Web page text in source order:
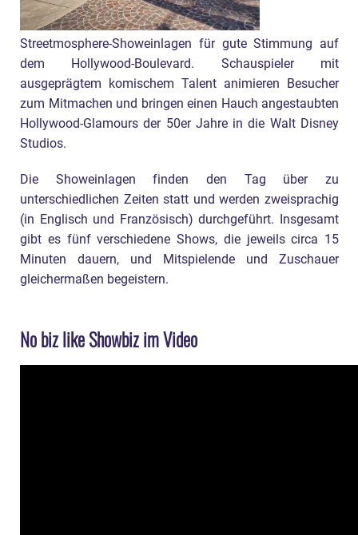
Streetmosphere-Showeinlagen für gute Stimmung auf
dem Hollywood-Boulevard. Schauspieler mit
ausgeprägtem komischem Talent animieren Besucher
zum Mitmachen und bringen einen Hauch angestaubten
Hollywood-Glamours der 50er Jahre in die Walt Disney
Studios.
Die Showeinlagen finden den Tag über zu
unterschiedlichen Zeiten statt und werden zweisprachig
(in Englisch und Französisch) durchgeführt. Insgesamt
gibt es fünf verschiedene Shows, die jeweils circa 15
Minuten dauern, und Mitspielende und Zuschauer
gleichermaßen begeistern.
No biz like Showbiz im Video